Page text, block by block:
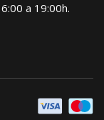
a 19:00h.